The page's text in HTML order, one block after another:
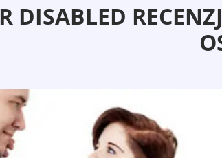
DISABLED